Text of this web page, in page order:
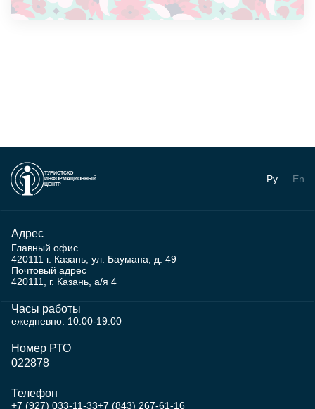
ТУРИСТСКО
ИНФОРМАЦИОННЫЙ
ЦЕНТР
Ру En
Адрес
Главный офис
420111 г. Казань, ул. Баумана, д. 49
Почтовый адрес
420111, г. Казань, а/я 4
Часы работы
ежедневно: 10:00-19:00
Номер РТО
022878
Телефон
+7 (927) 033-11-33+7 (843) 267-61-16